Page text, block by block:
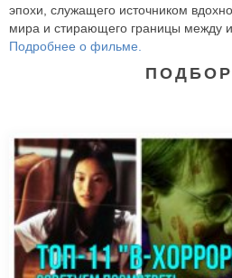
эпохи, служащего источником
мира и стирающего границы между
Подробнее о фильме.